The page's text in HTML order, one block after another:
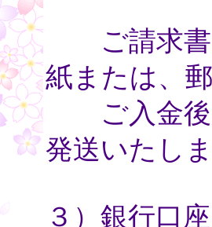
ご請求書
紙または、
ご入金後
発送いたしま
３）銀行口